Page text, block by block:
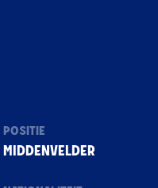
POSITIE
MIDDENVELDER